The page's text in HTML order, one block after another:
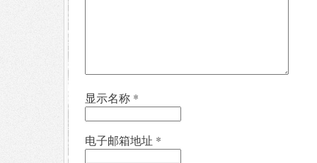
显示名称 *
电子邮箱地址 *